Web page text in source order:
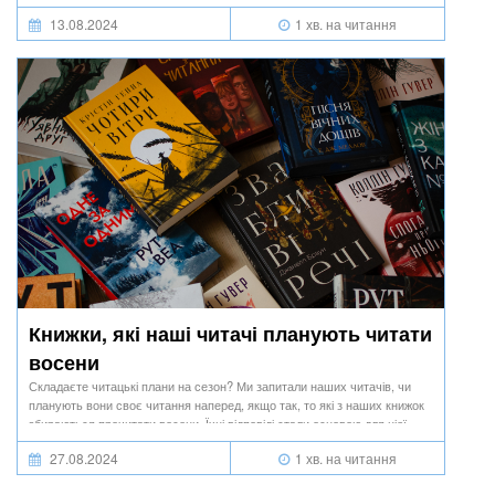
13.08.2024 1 хв. на читання
Книжки, які наші читачі планують читати
восени
Складаєте читацькі плани на сезон? Ми запитали наших читачів, чи
планують вони своє читання наперед, якщо так, то які з наших книжок
збираються прочитати восени. Їхні відповіді стали основою для цієї
добірки.
27.08.2024 1 хв. на читання